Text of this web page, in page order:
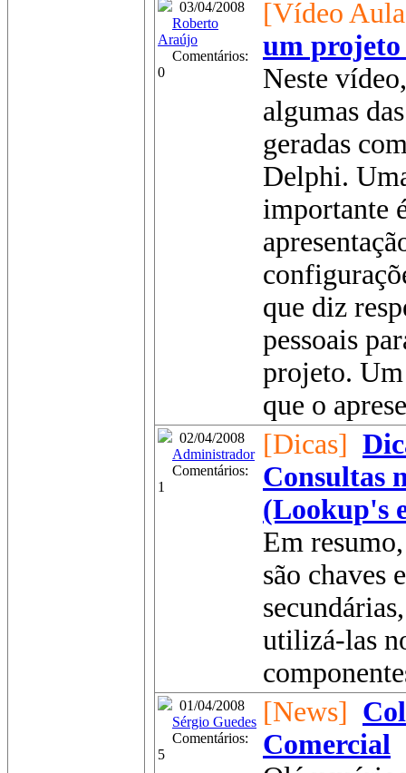
03/04/2008
Roberto
Araújo
Comentários:
0
[Vídeo
um
Neste
algumas
geradas
Delphi.
importante
que diz
pessoais
projeto.
que o
02/04/2008
Administrador
Comentários:
1
[Dicas]
Consultas
(Lookup's
Em
são chaves
utilizá-las
01/04/2008
Sérgio Guedes
Comentários:
5
[News]
Comercial